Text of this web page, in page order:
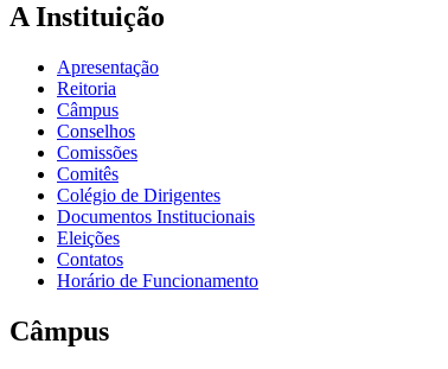
A Instituição
Apresentação
Reitoria
Câmpus
Conselhos
Comissões
Comitês
Colégio de Dirigentes
Documentos Institucionais
Eleições
Contatos
Horário de Funcionamento
Câmpus